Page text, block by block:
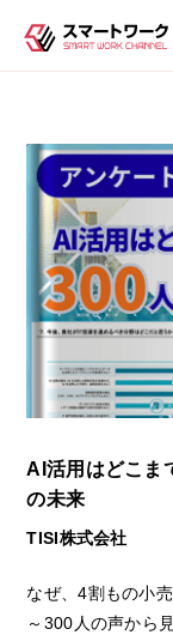
AI活用はどこま
の未来​
TISI株式会社
なぜ、4割もの小
～300人の声から